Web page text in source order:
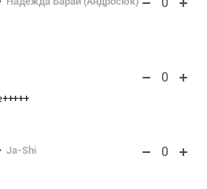
0
Ja-Shi 0